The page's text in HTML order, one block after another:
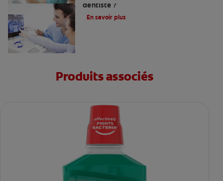
dentiste ?
En savoir plus
Produits associés